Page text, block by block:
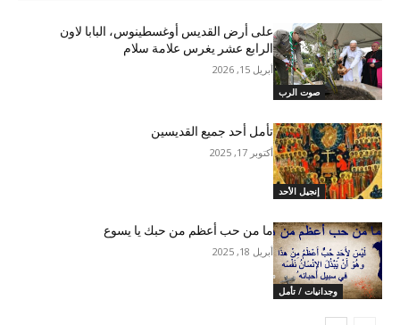
صوت الرب
على أرض القديس أوغسطينوس، البابا لاون
الرابع عشر يغرس علامة سلام
أبريل 15, 2026
إنجيل الأحد
تأمل أحد جميع القديسين
أكتوبر 17, 2025
وجدانيات / تأمل
ما من حب أعظم من حبك يا يسوع
أبريل 18, 2025